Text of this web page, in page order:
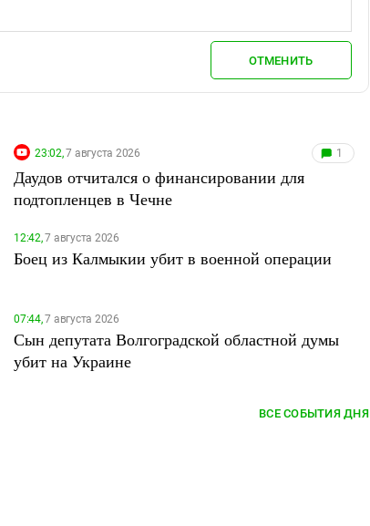
ОТМЕНИТЬ
23:02,7 августа 2026 1
Даудов отчитался о финансировании для
подтопленцев в Чечне
12:42,7 августа 2026
Боец из Калмыкии убит в военной операции
07:44,7 августа 2026
Сын депутата Волгоградской областной думы
убит на Украине
ВСЕ СОБЫТИЯ ДНЯ